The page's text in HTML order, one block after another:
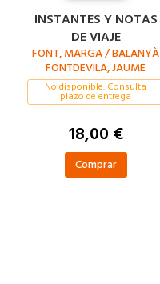
INSTANTES Y NOTAS
DE VIAJE
FONT, MARGA / BALANYÀ
FONTDEVILA, JAUME
No disponible. Consulta
plazo de entrega
18,00 €
Comprar